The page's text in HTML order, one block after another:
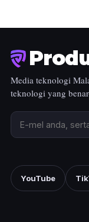
Media teknologi
teknologi yang
YouTube